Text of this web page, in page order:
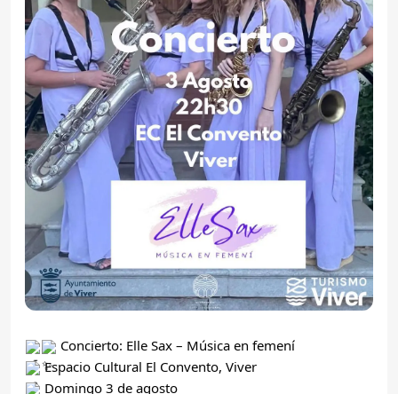
Concierto: Elle Sax – Música en femení
Espacio Cultural El Convento, Viver
Domingo 3 de agosto